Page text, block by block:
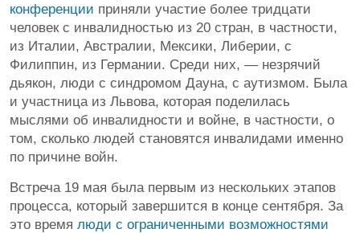
конференции приняли участие более тридцати
человек с инвалидностью из 20 стран, в частности,
из Италии, Австралии, Мексики, Либерии, с
Филиппин, из Германии. Среди них, — незрячий
дьякон, люди с синдромом Дауна, с аутизмом. Была
и участница из Львова, которая поделилась
мыслями об инвалидности и войне, в частности, о
том, сколько людей становятся инвалидами именно
по причине войн.
Встреча 19 мая была первым из нескольких этапов
процесса, который завершится в конце сентября. За
это время люди с ограниченными возможностями